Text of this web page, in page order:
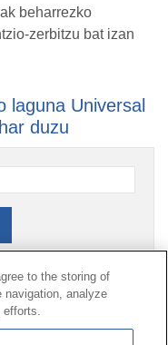
beharrezko
zerbitzu bat izan
laguna Universal
duzu
Erreklamazioak
Pribatua Prestazio
to the storing of
navigation, analyze
efforts.